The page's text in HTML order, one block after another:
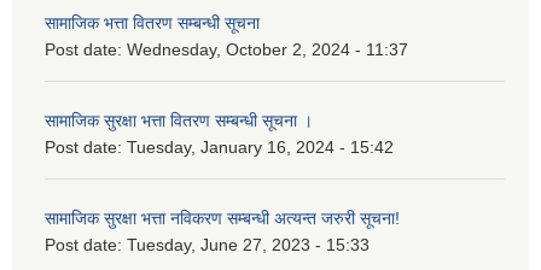
सामाजिक भत्ता वितरण सम्बन्धी सूचना
Post date: Wednesday, October 2, 2024 - 11:37
सामाजिक सुरक्षा भत्ता वितरण सम्बन्धी सूचना ।
Post date: Tuesday, January 16, 2024 - 15:42
सामाजिक सुरक्षा भत्ता नविकरण सम्बन्धी अत्यन्त जरुरी सूचना!
Post date: Tuesday, June 27, 2023 - 15:33